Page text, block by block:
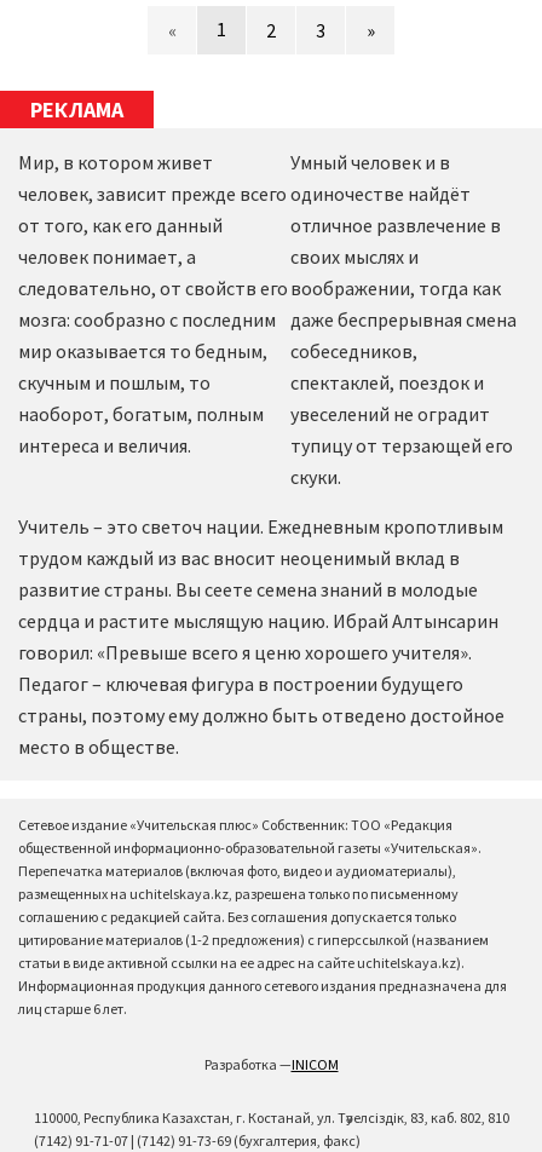
« 1 2 3 »
РЕКЛАМА
Мир, в котором живет
человек, зависит прежде всего
от того, как его данный
человек понимает, а
следовательно, от свойств его
мозга: сообразно с последним
мир оказывается то бедным,
скучным и пошлым, то
наоборот, богатым, полным
интереса и величия.
Умный человек и в
одиночестве найдёт
отличное развлечение в
своих мыслях и
воображении, тогда как
даже беспрерывная смена
собеседников,
спектаклей, поездок и
увеселений не оградит
тупицу от терзающей его
скуки.
Учитель – это светоч нации. Ежедневным кропотливым
трудом каждый из вас вносит неоценимый вклад в
развитие страны. Вы сеете семена знаний в молодые
сердца и растите мыслящую нацию. Ибрай Алтынсарин
говорил: «Превыше всего я ценю хорошего учителя».
Педагог – ключевая фигура в построении будущего
страны, поэтому ему должно быть отведено достойное
место в обществе.
Сетевое издание «Учительская плюс» Собственник: ТОО «Редакция
общественной информационно-образовательной газеты «Учительская».
Перепечатка материалов (включая фото, видео и аудиоматериалы),
размещенных на uchitelskaya.kz, разрешена только по письменному
соглашению с редакцией сайта. Без соглашения допускается только
цитирование материалов (1-2 предложения) с гиперссылкой (названием
статьи в виде активной ссылки на ее адрес на сайте uchitelskaya.kz).
Информационная продукция данного сетевого издания предназначена для
лиц старше 6 лет.
Разработка —INICOM
110000, Республика Казахстан, г. Костанай, ул. Тәуелсіздік, 83, каб. 802, 810
(7142) 91-71-07 | (7142) 91-73-69 (бухгалтерия, факс)